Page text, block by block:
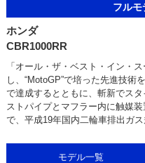
フルモ
ホンダ
CBR1000RR
「オール・ザ・ベスト・イン・
し、“MotoGP”で培った先進技術
で達成するとともに、斬新でス
ストパイプとマフラー内に触媒
で、平成19年国内二輪車排出ガス
モデル一覧